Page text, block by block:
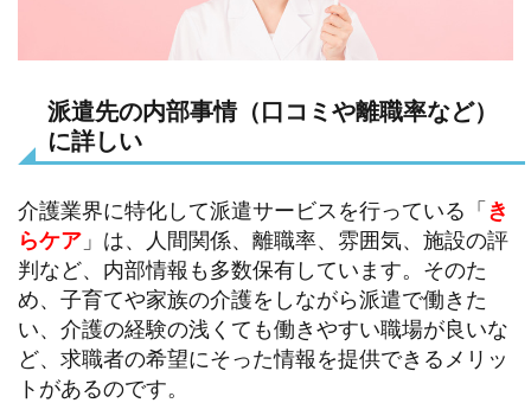
派遣先の内部事情（口コミや離職率など）
に詳しい
介護業界に特化して派遣サービスを行っている「き
らケア 」は、人間関係、離職率、雰囲気、施設の評
判など、内部情報も多数保有しています。そのた
め、子育てや家族の介護をしながら派遣で働きた
い、介護の経験の浅くても働きやすい職場が良いな
ど、求職者の希望にそった情報を提供できるメリッ
トがあるのです。